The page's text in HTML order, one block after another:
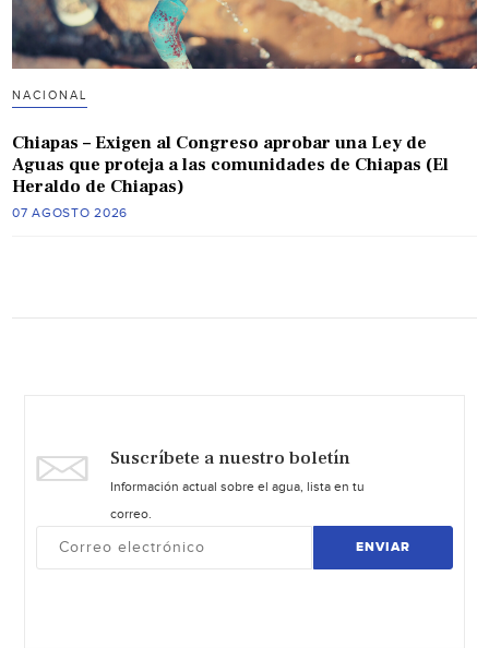
NACIONAL
Chiapas – Exigen al Congreso aprobar una Ley de
Aguas que proteja a las comunidades de Chiapas (El
Heraldo de Chiapas)
07 AGOSTO 2026
Suscríbete a nuestro boletín
Información actual sobre el agua, lista en tu
correo.
ENVIAR